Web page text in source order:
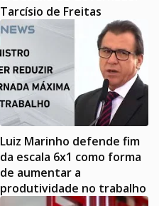
Tarcísio de Freitas
Luiz Marinho defende fim
da escala 6x1 como forma
de aumentar a
produtividade no trabalho